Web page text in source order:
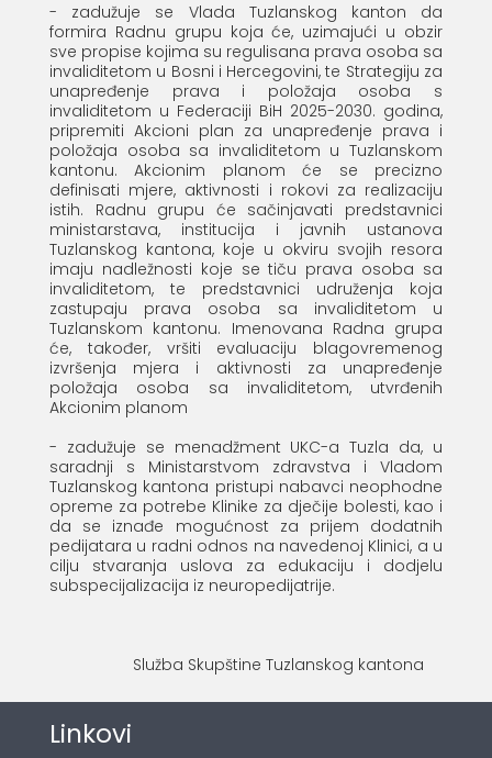
- zadužuje se Vlada Tuzlanskog kanton da
formira Radnu grupu koja će, uzimajući u obzir
sve propise kojima su regulisana prava osoba sa
invaliditetom u Bosni i Hercegovini, te Strategiju za
unapređenje prava i položaja osoba s
invaliditetom u Federaciji BiH 2025-2030. godina,
pripremiti Akcioni plan za unapređenje prava i
položaja osoba sa invaliditetom u Tuzlanskom
kantonu. Akcionim planom će se precizno
definisati mjere, aktivnosti i rokovi za realizaciju
istih. Radnu grupu će sačinjavati predstavnici
ministarstava, institucija i javnih ustanova
Tuzlanskog kantona, koje u okviru svojih resora
imaju nadležnosti koje se tiču prava osoba sa
invaliditetom, te predstavnici udruženja koja
zastupaju prava osoba sa invaliditetom u
Tuzlanskom kantonu. Imenovana Radna grupa
će, također, vršiti evaluaciju blagovremenog
izvršenja mjera i aktivnosti za unapređenje
položaja osoba sa invaliditetom, utvrđenih
Akcionim planom
- zadužuje se menadžment UKC-a Tuzla da, u
saradnji s Ministarstvom zdravstva i Vladom
Tuzlanskog kantona pristupi nabavci neophodne
opreme za potrebe Klinike za dječije bolesti, kao i
da se iznađe mogućnost za prijem dodatnih
pedijatara u radni odnos na navedenoj Klinici, a u
cilju stvaranja uslova za edukaciju i dodjelu
subspecijalizacija iz neuropedijatrije.
Služba Skupštine Tuzlanskog kantona
Linkovi